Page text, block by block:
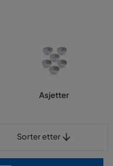
Asjetter
Sorter etter